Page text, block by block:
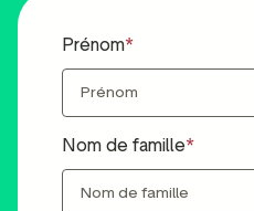
SEO et votre
Widgets
sociaux
Prénom
Nom de famille